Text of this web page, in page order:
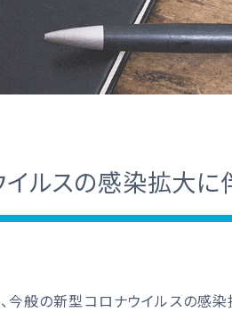
ルスの感染拡大に
今般の新型コロナウイルスの感